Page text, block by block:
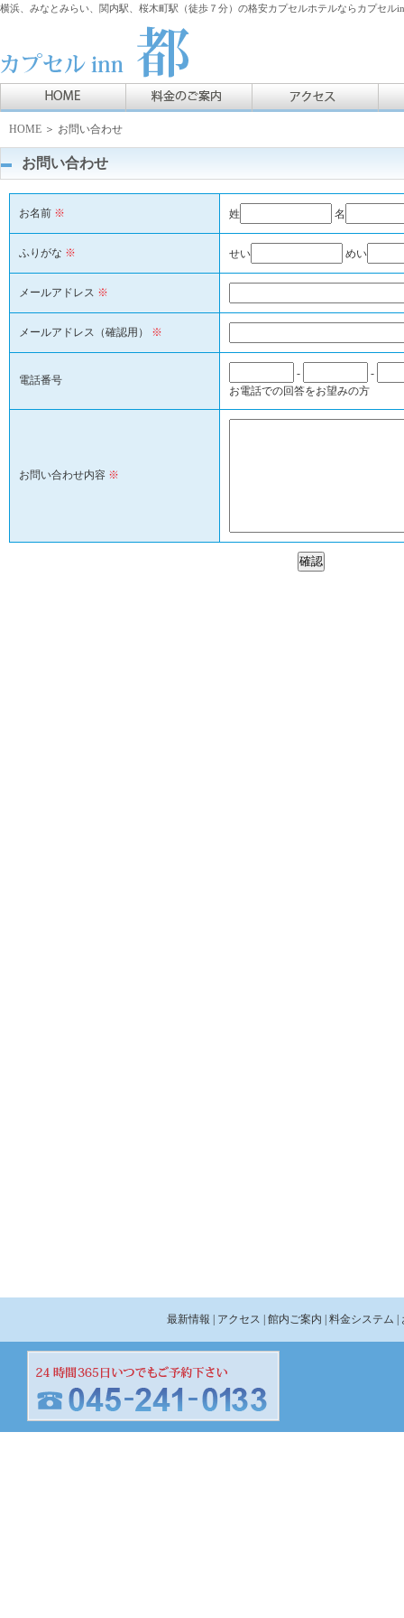
横浜、みなとみらい、関内駅、桜木町駅（徒歩７分）の格安カプセルホテルならカプセル
HOME ＞ お問い合わせ
お問い合わせ
お名前 ※ 姓 名
ふりがな ※ せい めい
メールアドレス ※
メールアドレス（確認用） ※
電話番号
-
-
お電話での回答をお望みの方
お問い合わせ内容 ※
最新情報 | アクセス | 館内ご案内 | 料金システム